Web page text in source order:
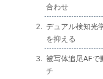
合わせ
デュアル検知光
を抑える
被写体追尾AFで
チ